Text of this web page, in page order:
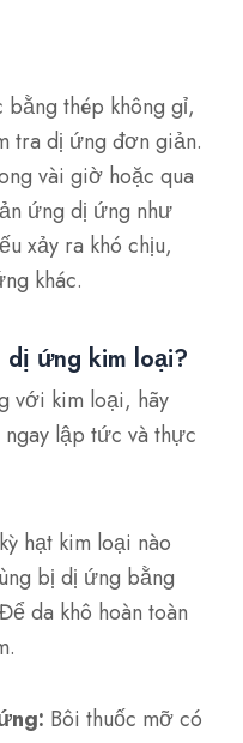
thép không gỉ,
tra dị ứng đơn giản.
vài giờ hoặc qua
ứng dị ứng như
xảy ra khó chịu,
khác.
dị ứng kim loại?
với kim loại, hãy
lập tức và thực
hạt kim loại nào
bị dị ứng bằng
da khô hoàn toàn
Bôi thuốc mỡ có